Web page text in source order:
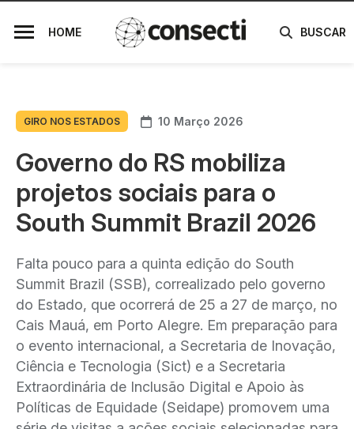
HOME BUSCAR
GIRO NOS ESTADOS 10 Março 2026
Governo do RS mobiliza
projetos sociais para o
South Summit Brazil 2026
Falta pouco para a quinta edição do South
Summit Brazil (SSB), correalizado pelo governo
do Estado, que ocorrerá de 25 a 27 de março, no
Cais Mauá, em Porto Alegre. Em preparação para
o evento internacional, a Secretaria de Inovação,
Ciência e Tecnologia (Sict) e a Secretaria
Extraordinária de Inclusão Digital e Apoio às
Políticas de Equidade (Seidape) promovem uma